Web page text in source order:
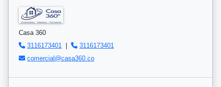
Casa 360
3116173401
|
3116173401
comercial@casa360.co